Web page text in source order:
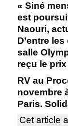
« Siné
est
Naouri,
D’entre
salle
reçu le prix
RV au
novembre
Paris.
Cet article